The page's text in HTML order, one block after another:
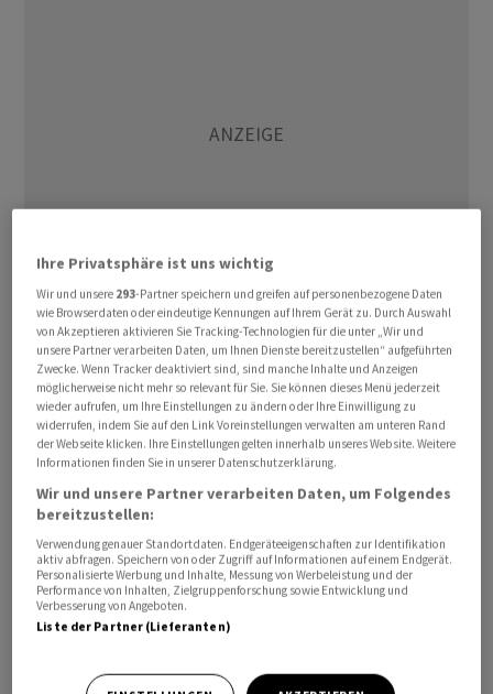
Wie Vodafone am Montag weiter mitteilte, kletterte der
Konzernumsatz des bis Juni laufenden ersten Quartals
gegenüber dem Vorjahreszeitraum organisch um 3,7
Prozent auf 10,7 Milliarden Euro, wie der
Telekommunikationsanbieter am Montag in London
mitteilte. Dabei klammert das Unternehmen
Wechselkurseffekte, die Hyperinflation in der Türkei
mit etwas weniger gerechnet. Auch der Zuwachs des
werthaltigeren Service-Umsatzes legte deutlicher zu
als in den vergangenen Monaten. Damit sind Erlöse
gemeint, an denen Telekomunternehmen tatsächlich
Ihre Privatsphäre ist uns wichtig
Wir und unsere 293-Partner speichern und greifen auf personenbezogene Daten
wie Browserdaten oder eindeutige Kennungen auf Ihrem Gerät zu. Durch Auswahl
von Akzeptieren aktivieren Sie Tracking-Technologien für die unter „Wir und
unsere Partner verarbeiten Daten, um Ihnen Dienste bereitzustellen“ aufgeführten
Zwecke. Wenn Tracker deaktiviert sind, sind manche Inhalte und Anzeigen
möglicherweise nicht mehr so relevant für Sie. Sie können dieses Menü jederzeit
wieder aufrufen, um Ihre Einstellungen zu ändern oder Ihre Einwilligung zu
widerrufen, indem Sie auf den Link Voreinstellungen verwalten am unteren Rand
der Webseite klicken. Ihre Einstellungen gelten innerhalb unseres Website. Weitere
Informationen finden Sie in unserer Datenschutzerklärung.
Wir und unsere Partner verarbeiten Daten, um Folgendes
bereitzustellen:
Verwendung genauer Standortdaten. Endgeräteeigenschaften zur Identifikation
aktiv abfragen. Speichern von oder Zugriff auf Informationen auf einem Endgerät.
Personalisierte Werbung und Inhalte, Messung von Werbeleistung und der
Performance von Inhalten, Zielgruppenforschung sowie Entwicklung und
Verbesserung von Angeboten.
Liste der Partner (Lieferanten)